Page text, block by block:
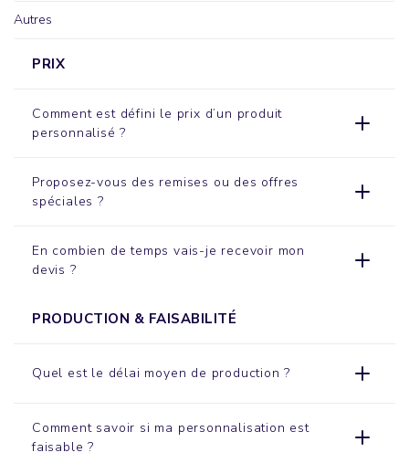
Autres
PRIX
Comment est défini le prix d’un produit
personnalisé ?
Proposez-vous des remises ou des offres
spéciales ?
En combien de temps vais-je recevoir mon
devis ?
PRODUCTION & FAISABILITÉ
Quel est le délai moyen de production ?
Comment savoir si ma personnalisation est
faisable ?